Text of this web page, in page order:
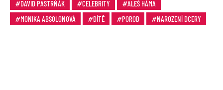
DAVID PASTRŇÁK CELEBRITY
ALEŠ HÁMA
MONIKA ABSOLONOVÁ
DÍTĚ POROD NAROZENÍ DCERY